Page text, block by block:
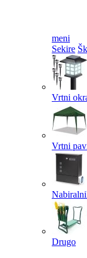
meni
Sekire
Vrtni
Vrtni
Drugo